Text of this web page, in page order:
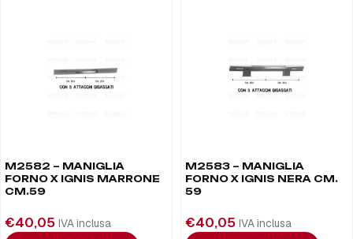
M2582 – MANIGLIA
FORNO X IGNIS MARRONE
CM.59
€40,05 IVA inclusa
M2583 – MANIGLIA
FORNO X IGNIS NERA CM.
59
€40,05 IVA inclusa